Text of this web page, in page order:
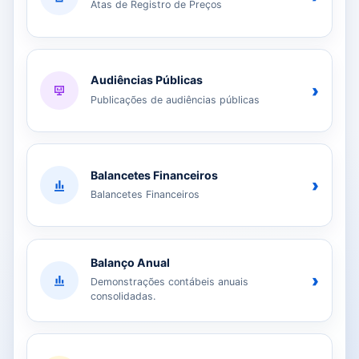
Atas de Registro de Preços
Audiências Públicas
Publicações de audiências públicas ›
Balancetes Financeiros
Balancetes Financeiros ›
Balanço Anual
Demonstrações contábeis anuais
consolidadas.
›